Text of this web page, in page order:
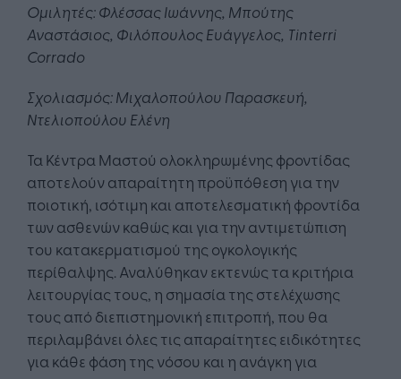
Ομιλητές: Φλέσσας Ιωάννης, Μπούτης
Αναστάσιος, Φιλόπουλος Ευάγγελος, Tinterri
Corrado
Σχολιασμός: Μιχαλοπούλου Παρασκευή,
Ντελιοπούλου Ελένη
Τα Κέντρα Μαστού ολοκληρωμένης φροντίδας
αποτελούν απαραίτητη προϋπόθεση για την
ποιοτική, ισότιμη και αποτελεσματική φροντίδα
των ασθενών καθώς και για την αντιμετώπιση
του κατακερματισμού της ογκολογικής
περίθαλψης. Αναλύθηκαν εκτενώς τα κριτήρια
λειτουργίας τους, η σημασία της στελέχωσης
τους από διεπιστημονική επιτροπή, που θα
περιλαμβάνει όλες τις απαραίτητες ειδικότητες
για κάθε φάση της νόσου και η ανάγκη για